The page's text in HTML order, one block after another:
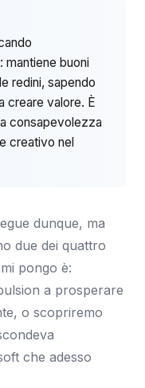
mantiene buoni
redini, sapendo
creare valore. È
consapevolezza
creativo nel
dunque, ma
due dei quattro
pongo è:
a prosperare
o scopriremo
che adesso